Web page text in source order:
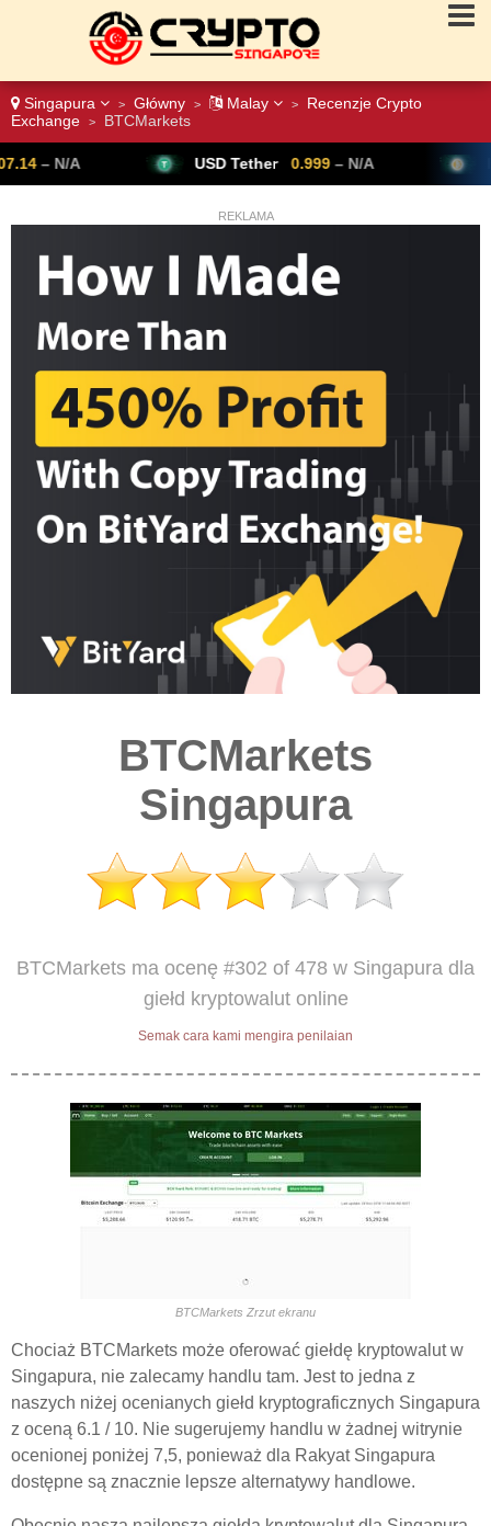
Singapura > Główny > Malay >
Recenzje Crypto
Exchange
> BTCMarkets
USD Tether 0.999 – N/A Bitcoin 64,954
REKLAMA
BTCMarkets
Singapura
BTCMarkets ma ocenę #302 of 478 w Singapura dla
giełd kryptowalut online
Semak cara kami mengira penilaian
BTCMarkets Zrzut ekranu
Chociaż BTCMarkets może oferować giełdę kryptowalut w
Singapura, nie zalecamy handlu tam. Jest to jedna z
naszych niżej ocenianych giełd kryptograficznych Singapura
z oceną 6.1 / 10. Nie sugerujemy handlu w żadnej witrynie
ocenionej poniżej 7,5, ponieważ dla Rakyat Singapura
dostępne są znacznie lepsze alternatywy handlowe.